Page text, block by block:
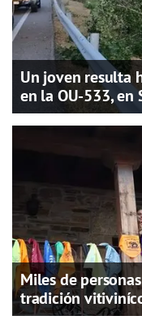
Un joven resulta
en la OU-533, en
Miles de
tradición